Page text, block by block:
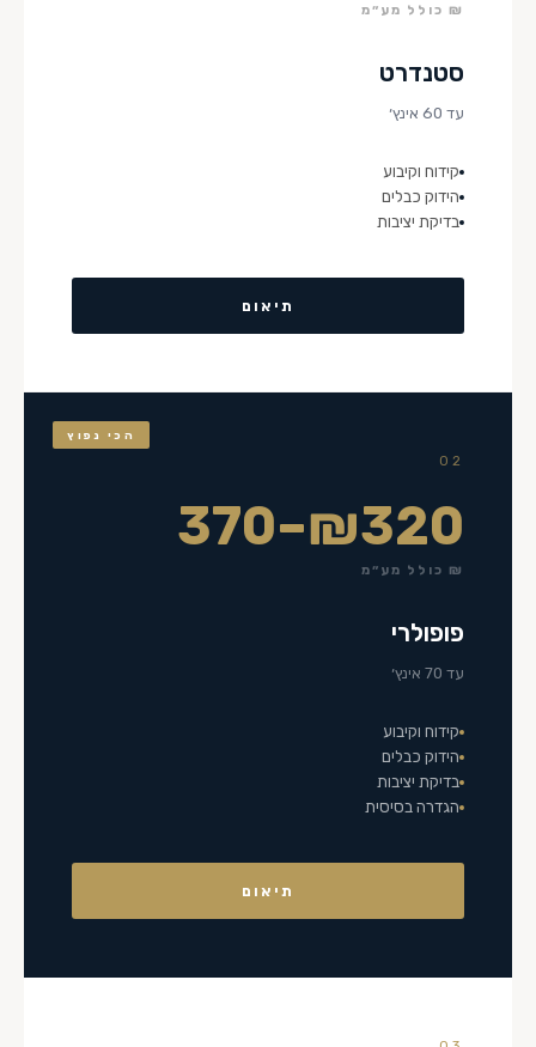
₪ כולל מע״מ
סטנדרט
עד 60 אינץ׳
קידוח וקיבוע
הידוק כבלים
בדיקת יציבות
תיאום
הכי נפוץ
02
₪320–370
₪ כולל מע״מ
פופולרי
עד 70 אינץ׳
קידוח וקיבוע
הידוק כבלים
בדיקת יציבות
הגדרה בסיסית
תיאום